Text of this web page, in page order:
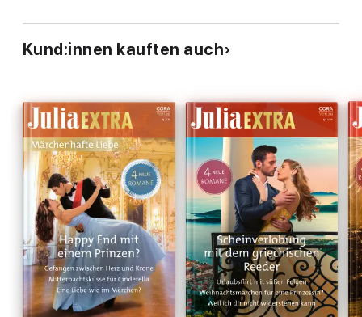
Kund:innen kauften auch